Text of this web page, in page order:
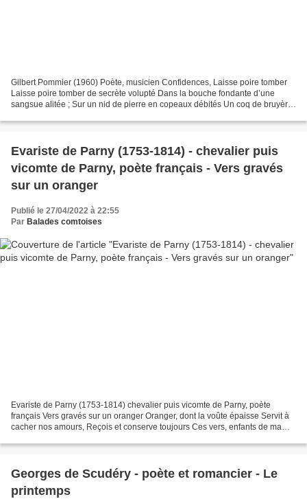
Gilbert Pommier (1960) Poète, musicien Confidences, Laisse poire tomber
Laisse poire tomber de secrète volupté Dans la bouche fondante d’une
sangsue alitée ; Sur un nid de pierre en copeaux débités Un coq de bruyère
Evariste de Parny (1753-1814) - chevalier puis
vicomte de Parny, poète français - Vers gravés
sur un oranger
Publié le 27/04/2022 à 22:55
Par Balades comtoises
Evariste de Parny (1753-1814) chevalier puis vicomte de Parny, poète
français Vers gravés sur un oranger Oranger, dont la voûte épaisse Servit à
cacher nos amours, Reçois et conserve toujours Ces vers, enfants de ma
Georges de Scudéry - poète et romancier - Le
printemps